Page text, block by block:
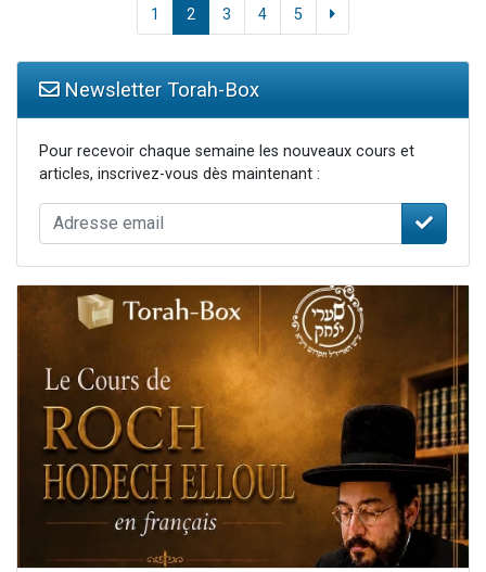
1 2 3 4 5
Newsletter Torah-Box
Pour recevoir chaque semaine les nouveaux cours et
articles, inscrivez-vous dès maintenant :